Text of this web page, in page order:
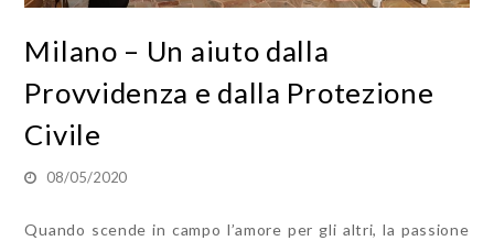
Milano – Un aiuto dalla
Provvidenza e dalla Protezione
Civile
08/05/2020
Quando scende in campo l’amore per gli altri, la passione